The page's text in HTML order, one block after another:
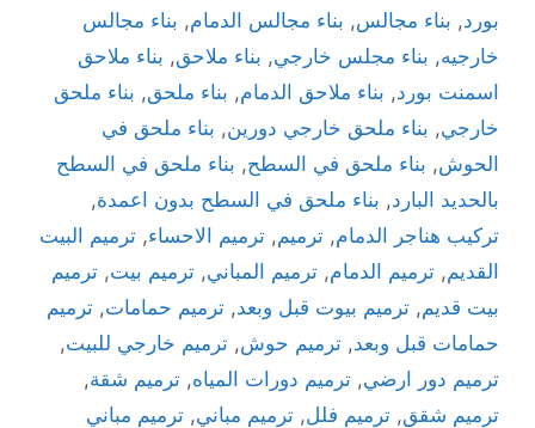
بورد, بناء مجالس, بناء مجالس الدمام, بناء مجالس
خارجيه, بناء مجلس خارجي, بناء ملاحق, بناء ملاحق
اسمنت بورد, بناء ملاحق الدمام, بناء ملحق, بناء ملحق
خارجي, بناء ملحق خارجي دورين, بناء ملحق في
الحوش, بناء ملحق في السطح, بناء ملحق في السطح
بالحديد البارد, بناء ملحق في السطح بدون اعمدة,
تركيب هناجر الدمام, ترميم, ترميم الاحساء, ترميم البيت
القديم, ترميم الدمام, ترميم المباني, ترميم بيت, ترميم
بيت قديم, ترميم بيوت قبل وبعد, ترميم حمامات, ترميم
حمامات قبل وبعد, ترميم حوش, ترميم خارجي للبيت,
ترميم دور ارضي, ترميم دورات المياه, ترميم شقة,
ترميم شقق, ترميم فلل, ترميم مباني, ترميم مباني